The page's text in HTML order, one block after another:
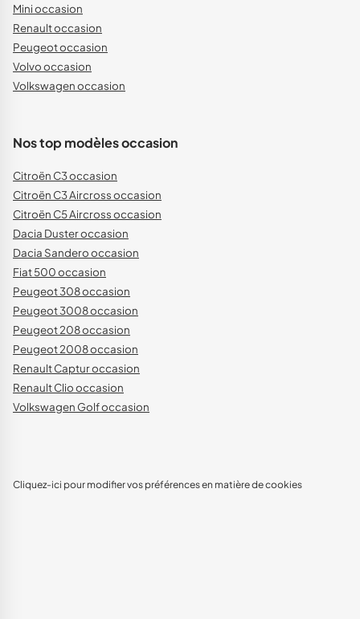
Mini occasion
Renault occasion
Peugeot occasion
Volvo occasion
Volkswagen occasion
Nos top modèles occasion
Citroën C3 occasion
Citroën C3 Aircross occasion
Citroën C5 Aircross occasion
Dacia Duster occasion
Dacia Sandero occasion
Fiat 500 occasion
Peugeot 308 occasion
Peugeot 3008 occasion
Peugeot 208 occasion
Peugeot 2008 occasion
Renault Captur occasion
Renault Clio occasion
Volkswagen Golf occasion
Cliquez-ici pour modifier vos préférences en matière de cookies